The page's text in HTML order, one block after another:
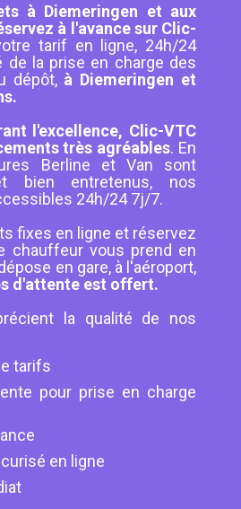
à Diemeringen et aux
à l'avance sur Clic-
tarif en ligne, 24h/24
de la prise en charge des
dépôt,à Diemeringen et
l'excellence, Clic-VTC
très agréables. En
Berline et Van sont
bien entretenus, nos
24h/24 7j/7.
fixes en ligne et réservez
chauffeur vous prend en
en gare, à l'aéroport,
d'attente est offert.
la qualité de nos
tarifs
pour prise en charge
en ligne